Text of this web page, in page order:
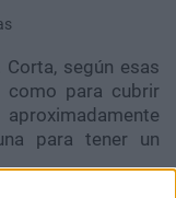
según esas
como para cubrir
para tener un